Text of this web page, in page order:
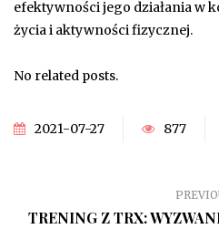
efektywności jego działania w
życia i aktywności fizycznej.
No related posts.
2021-07-27 877
TRENING Z TRX: